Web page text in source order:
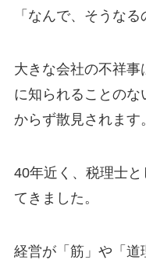
「なんで、そうな
大きな会社の不祥事
に知られることの
からず散見されます。
40年近く、税理士
てきました。
経営が「筋」や「道